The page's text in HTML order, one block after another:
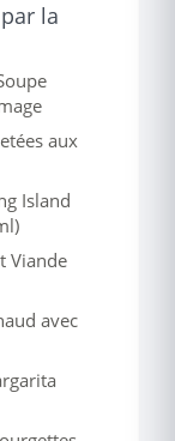
la
aux
Island
Viande
avec